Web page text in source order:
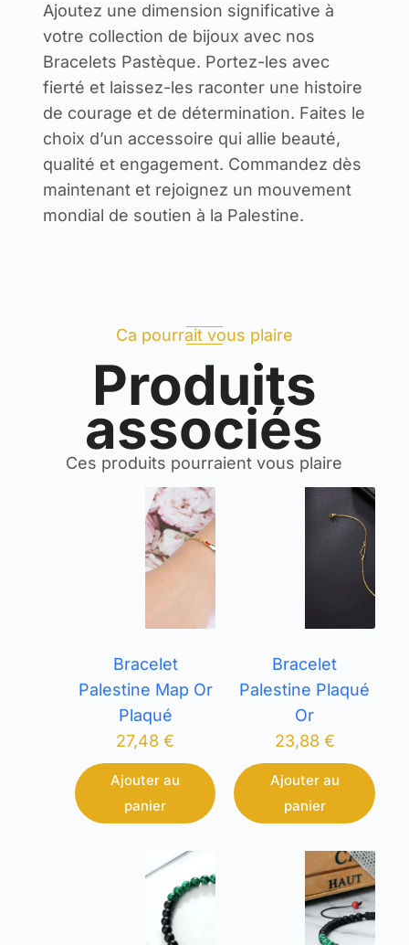
Ajoutez une dimension significative à
votre collection de bijoux avec nos
Bracelets Pastèque. Portez-les avec
fierté et laissez-les raconter une histoire
de courage et de détermination. Faites le
choix d’un accessoire qui allie beauté,
qualité et engagement. Commandez dès
maintenant et rejoignez un mouvement
mondial de soutien à la Palestine.
Ca pourrait vous plaire
Produits
associés
Ces produits pourraient vous plaire
Bracelet
Palestine Map Or
Plaqué
27,48€
Ajouter au
panier
Bracelet
Palestine Plaqué
Or
23,88 €
Ajouter au
panier